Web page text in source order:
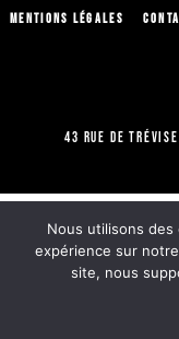
Mentions légales
43 Rue de
Nous utilisons des
expérience sur
site, nous